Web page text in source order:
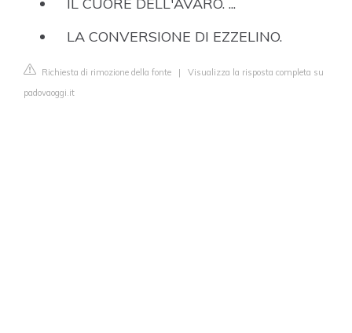
LA CONVERSIONE DI EZZELINO.
Richiesta di rimozione della fonte | Visualizza la risposta completa su
padovaoggi.it